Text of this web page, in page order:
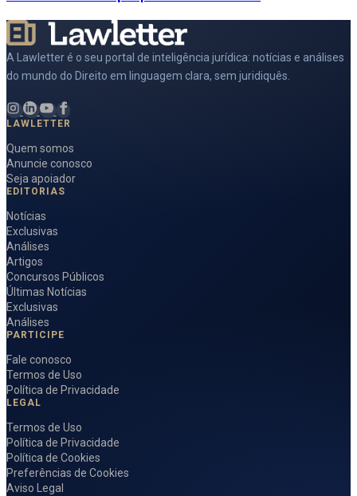
A Lawletter é o seu portal de inteligência jurídica: notícias e análises
do mundo do Direito em linguagem clara, sem juridiquês.
LAWLETTER
Quem somos
Anuncie conosco
Seja apoiador
EDITORIAS
Notícias
Exclusivas
Análises
Artigos
Concursos Públicos
Últimas Notícias
Exclusivas
Análises
PARTICIPE
Fale conosco
Termos de Uso
Política de Privacidade
LEGAL
Termos de Uso
Política de Privacidade
Política de Cookies
Preferências de Cookies
Aviso Legal